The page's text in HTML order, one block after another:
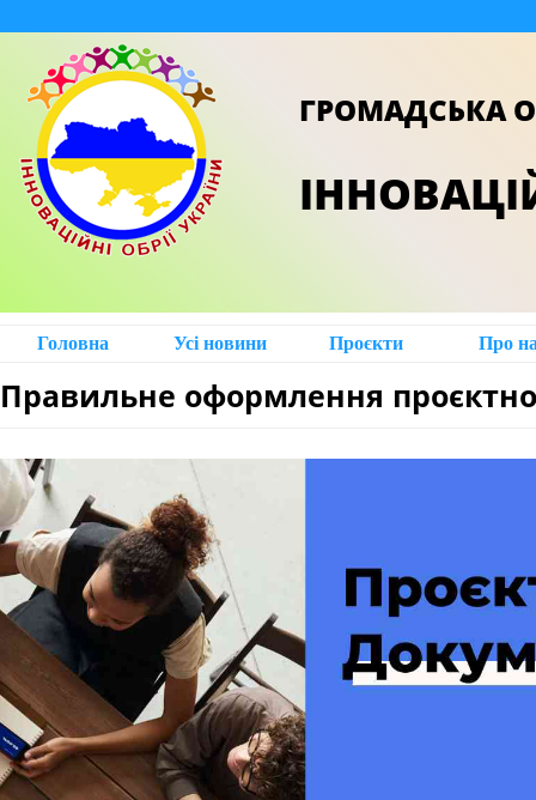
ГРОМАДСЬКА
Головна Усі новини Проєкти Про
Правильне оформлення